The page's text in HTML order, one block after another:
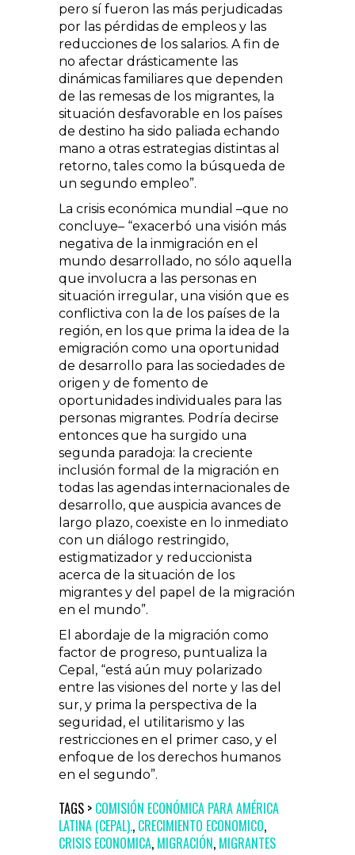
pero sí fueron las más perjudicadas
por las pérdidas de empleos y las
reducciones de los salarios. A fin de
no afectar drásticamente las
dinámicas familiares que dependen
de las remesas de los migrantes, la
situación desfavorable en los países
de destino ha sido paliada echando
mano a otras estrategias distintas al
retorno, tales como la búsqueda de
un segundo empleo .
La crisis económica mundial –que no
concluye– exacerbó una visión más
negativa de la inmigración en el
mundo desarrollado, no sólo aquella
que involucra a las personas en
situación irregular, una visión que es
conflictiva con la de los países de la
región, en los que prima la idea de la
emigración como una oportunidad
de desarrollo para las sociedades de
origen y de fomento de
oportunidades individuales para las
personas migrantes. Podría decirse
entonces que ha surgido una
segunda paradoja: la creciente
inclusión formal de la migración en
todas las agendas internacionales de
desarrollo, que auspicia avances de
largo plazo, coexiste en lo inmediato
con un diálogo restringido,
estigmatizador y reduccionista
acerca de la situación de los
migrantes y del papel de la migración
en el mundo .
El abordaje de la migración como
factor de progreso, puntualiza la
Cepal, está aún muy polarizado
entre las visiones del norte y las del
sur, y prima la perspectiva de la
seguridad, el utilitarismo y las
restricciones en el primer caso, y el
enfoque de los derechos humanos
en el segundo .
TAGS > COMISIÓN ECONÓMICA PARA AMÉRICA
LATINA (CEPAL)., CRECIMIENTO ECONOMICO,
CRISIS ECONOMICA, MIGRACIÓN, MIGRANTES